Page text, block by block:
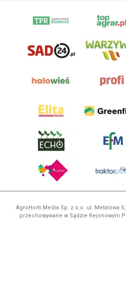
AgroHorti Media Sp. z o.o. ul. Metalowa
przechowywane w Sądzie Rejonowym